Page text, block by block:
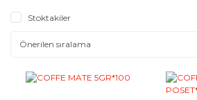
Stoktakiler